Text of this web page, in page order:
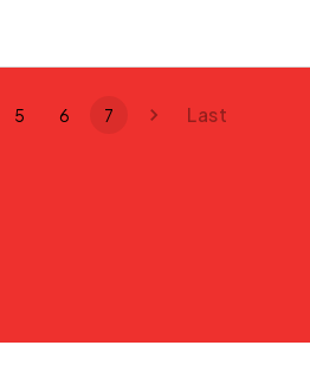
5 6 7 Last